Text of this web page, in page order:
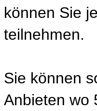
können Sie
teilnehmen.
Sie können
Anbieten wo